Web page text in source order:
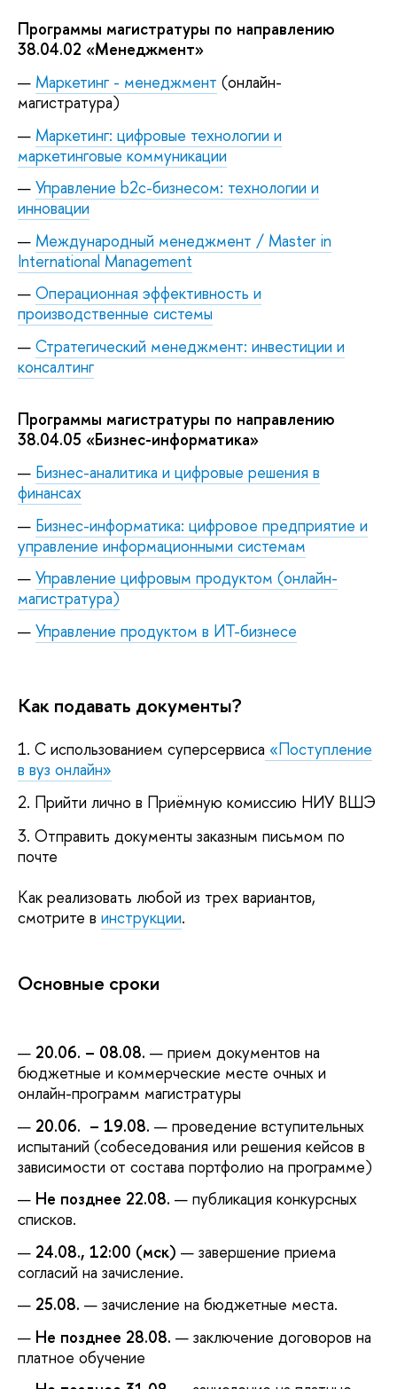
Программы магистратуры по направлению
38.04.02 «Менеджмент»
Маркетинг - менеджмент (онлайн-
магистратура)
Маркетинг: цифровые технологии и
маркетинговые коммуникации
Управление b2c-бизнесом: технологии и
инновации
Международный менеджмент / Master in
International Management
Операционная эффективность и
производственные системы
Стратегический менеджмент: инвестиции и
консалтинг
Программы магистратуры по направлению
38.04.05 «Бизнес-информатика»
Бизнес-аналитика и цифровые решения в
финансах
Бизнес-информатика: цифровое предприятие и
управление информационными системам
Управление цифровым продуктом (онлайн-
магистратура)
Управление продуктом в ИТ-бизнесе
Как подавать документы?
1. С использованием суперсервиса «Поступление
в вуз онлайн»
2. Прийти лично в Приёмную комиссию НИУ ВШЭ
3. Отправить документы заказным письмом по
почте
Как реализовать любой из трех вариантов,
смотрите в инструкции.
Основные сроки
20.06. – 08.08. — прием документов на
бюджетные и коммерческие месте очных и
онлайн-программ магистратуры
20.06. – 19.08. — проведение вступительных
испытаний (собеседования или решения кейсов в
зависимости от состава портфолио на программе)
Не позднее 22.08. — публикация конкурсных
списков.
24.08., 12:00 (мск) — завершение приема
согласий на зачисление.
25.08. — зачисление на бюджетные места.
Не позднее 28.08. — заключение договоров на
платное обучение